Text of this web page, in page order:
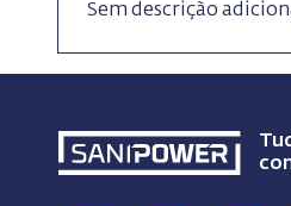
Sem descrição